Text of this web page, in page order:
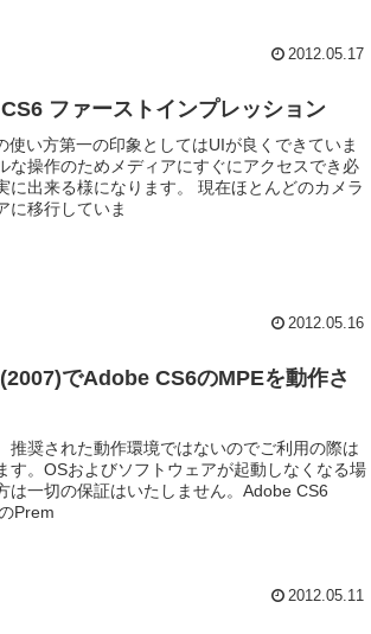
2012.05.17
ファーストインプレッション
使い方第一の印象としてはUIが良くできていま
な操作のためメディアにすぐにアクセスでき必
に出来る様になります。 現在ほとんどのカメラ
に移行していま
2012.05.16
でAdobe CS6のMPEを動作さ
推奨された動作環境ではないのでご利用の際は
す。OSおよびソフトウェアが起動しなくなる場
は一切の保証はいたしません。Adobe CS6
Prem
2012.05.11